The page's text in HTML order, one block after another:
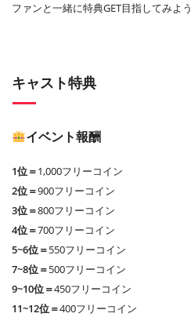
ファンと一緒に特典GET目指してみよう
キャスト特典
イベント報酬
1位＝1,000フリーコイン
2位＝900フリーコイン
3位＝800フリーコイン
4位＝700フリーコイン
5~6位＝550フリーコイン
7~8位＝500フリーコイン
9~10位＝450フリーコイン
11~12位＝400フリーコイン